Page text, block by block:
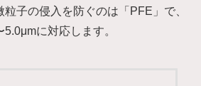
子の侵入を防ぐのは「PFE」で、
5.0μmに対応します。